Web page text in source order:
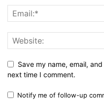
Save my name, email,
next time I comment.
Notify me of follow-up